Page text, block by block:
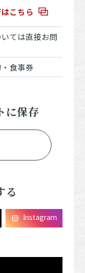
こちら
ては直接お問
食事券
に保存
る
Instagram